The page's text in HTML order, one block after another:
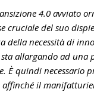
4.0 avviato
cruciale del suo
della necessità di
allargando ad una
È quindi necessario
affinché il